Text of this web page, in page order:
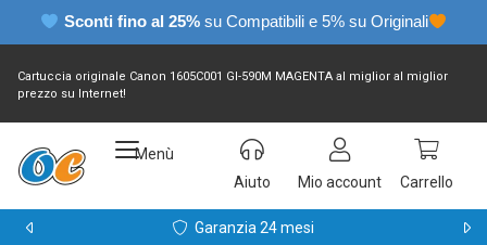
Sconti fino al 25% su Compatibili e 5% su Originali
Cartuccia originale Canon 1605C001 GI-590M MAGENTA al miglior al miglior
prezzo su Internet!
Menù
Aiuto
Mio account Carrello
Garanzia 24 mesi